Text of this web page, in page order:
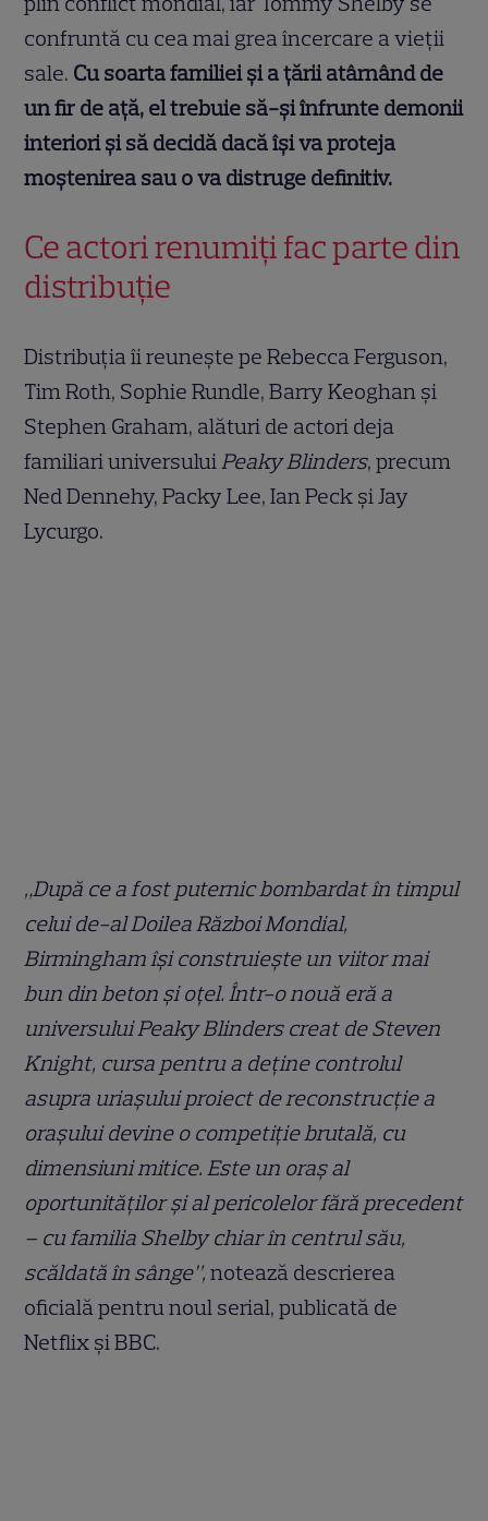
confruntă cu cea mai grea încercare a vieții
sale. Cu soarta familiei și a țării atârnând de
un fir de ață, el trebuie să-și înfrunte demonii
interiori și să decidă dacă își va proteja
moștenirea sau o va distruge definitiv.
Ce actori renumiți fac parte din
distribuție
Distribuția îi reunește pe Rebecca Ferguson,
Tim Roth, Sophie Rundle, Barry Keoghan și
Stephen Graham, alături de actori deja
familiari universuluiPeaky Blinders, precum
Ned Dennehy, Packy Lee, Ian Peck și Jay
Lycurgo.
„După ce a fost puternic bombardat în timpul
celui de-al Doilea Război Mondial,
Birmingham își construiește un viitor mai
bun din beton și oțel. Într-o nouă eră a
universului Peaky Blinders creat de Steven
Knight, cursa pentru a deține controlul
asupra uriașului proiect de reconstrucție a
orașului devine o competiție brutală, cu
dimensiuni mitice. Este un oraș al
oportunităților și al pericolelor fără precedent
– cu familia Shelby chiar în centrul său,
scăldată în sânge”,notează descrierea
oficială pentru noul serial, publicată de
Netflix și BBC.